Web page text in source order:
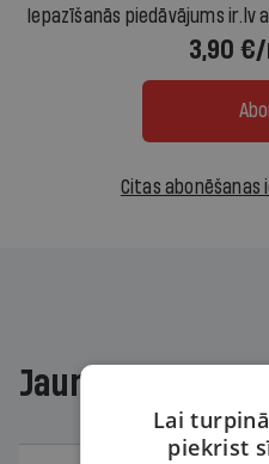
Iepazīšanās piedāvājums ir.lv
3,90
Citas abonēšanas
Jaunākajā žurnālā
Lai
piekrist